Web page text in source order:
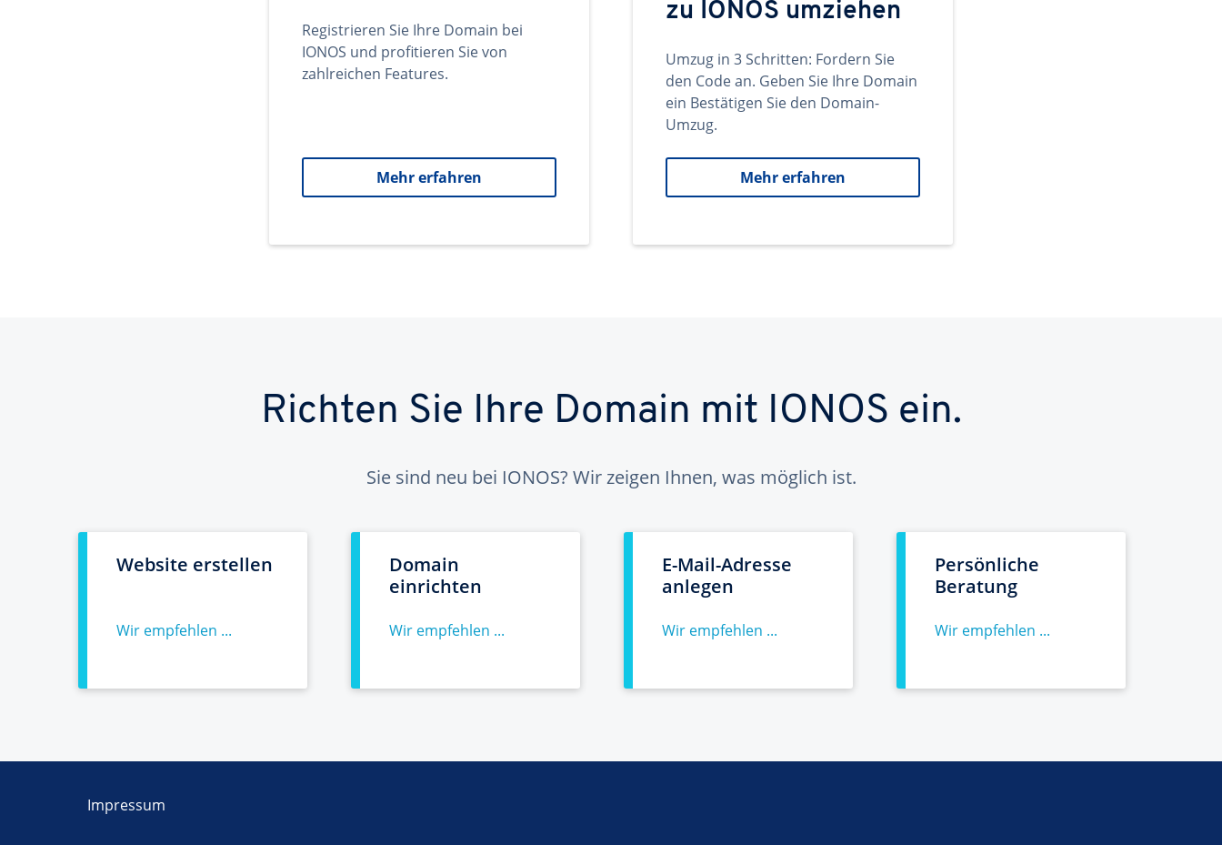
Registrieren Sie Ihre Domain bei
IONOS und profitieren Sie von
zahlreichen Features.
Mehr erfahren
zu IONOS umziehen
Umzug in 3 Schritten: Fordern Sie
den Code an. Geben Sie Ihre Domain
ein Bestätigen Sie den Domain-
Umzug.
Mehr erfahren
Richten Sie Ihre Domain mit IONOS ein.
Sie sind neu bei IONOS? Wir zeigen Ihnen, was möglich ist.
Website erstellen
Wir empfehlen ...
Domain
einrichten
Wir empfehlen ...
E-Mail-Adresse
anlegen
Wir empfehlen ...
Persönliche
Beratung
Wir empfehlen ...
Impressum